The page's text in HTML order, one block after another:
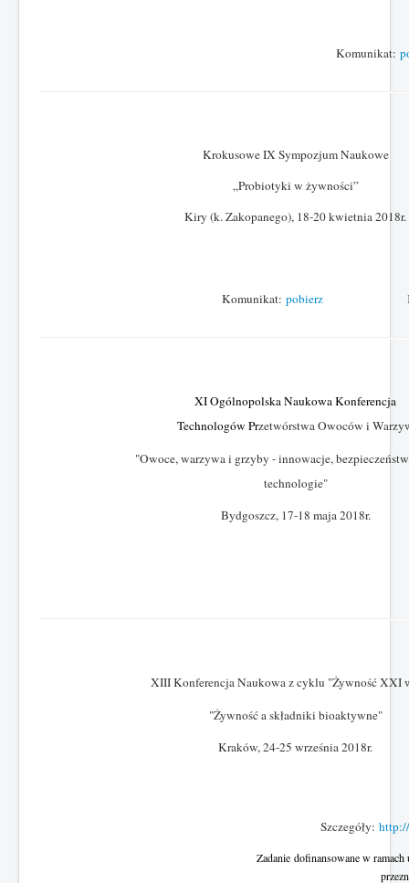
Komunikat:
Krokusowe IX Sympozjum Naukowe
„Probiotyki w żywności”
Kiry (k. Zakopanego), 18-20 kwietnia 2018r.
Komunikat: pobierz Karta
XI Ogólnopolska Naukowa Konferencja
Technologów Przetwórstwa Owoców i
"Owoce, warzywa i grzyby - innowacje,
technologie"
Bydgoszcz, 17-18 maja 2018r.
XIII Konferencja Naukowa z cyklu "Żywność XXI
"Żywność a składniki bioaktywne"
Kraków, 24-25 września 2018r.
Szczegóły:
Zadanie dofinansowane w